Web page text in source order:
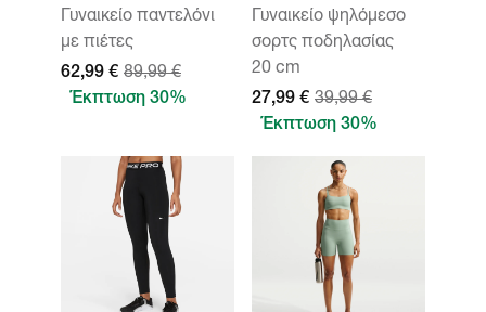
Γυναικείο παντελόνι
με πιέτες
62,99 € 89,99 €
Έκπτωση 30%
Γυναικείο ψηλόμεσο
σορτς ποδηλασίας
20 cm
27,99 € 39,99 €
Έκπτωση 30%